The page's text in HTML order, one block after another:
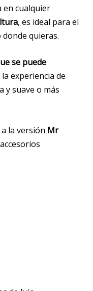
en cualquier
, es ideal para el
quieras.
se puede
experiencia de
y suave o más
la versión Mr